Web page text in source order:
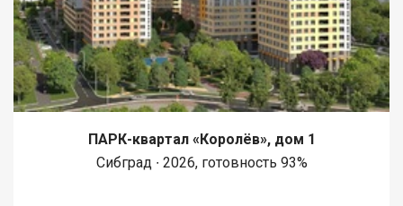
ПАРК-квартал «Королёв», дом 1
Сибград ∙ 2026, готовность 93%